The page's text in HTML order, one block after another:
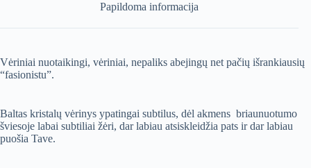
Papildoma informacija
Vėriniai nuotaikingi, vėriniai, nepaliks abejingų net pačių išrankiausių
“fasionistu”.
Baltas kristalų vėrinys ypatingai subtilus, dėl akmens briaunuotumo
šviesoje labai subtiliai žėri, dar labiau atsiskleidžia pats ir dar labiau
puošia Tave.